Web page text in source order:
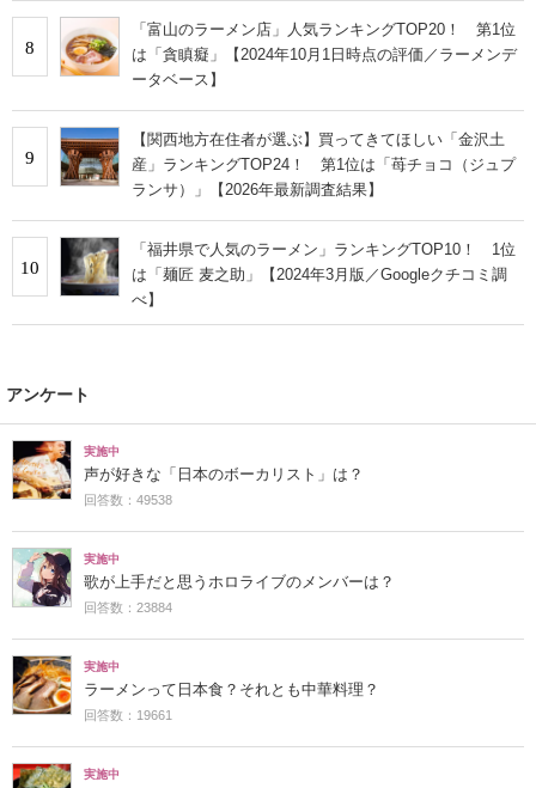
8
「富山のラーメン店」人気ランキングTOP20！ 第1位
は「貪瞋癡」【2024年10月1日時点の評価／ラーメンデ
ータベース】
9
【関西地方在住者が選ぶ】買ってきてほしい「金沢土
産」ランキングTOP24！ 第1位は「苺チョコ（ジュプ
ランサ）」【2026年最新調査結果】
10
「福井県で人気のラーメン」ランキングTOP10！ 1位
は「麺匠 麦之助」【2024年3月版／Googleクチコミ調
べ】
アンケート
実施中
声が好きな「日本のボーカリスト」は？
回答数：49538
実施中
歌が上手だと思うホロライブのメンバーは？
回答数：23884
実施中
ラーメンって日本食？それとも中華料理？
回答数：19661
実施中